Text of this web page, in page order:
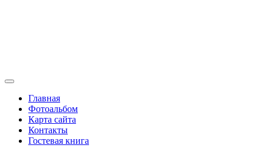
Главная
Фотоальбом
Карта сайта
Контакты
Гостевая книга